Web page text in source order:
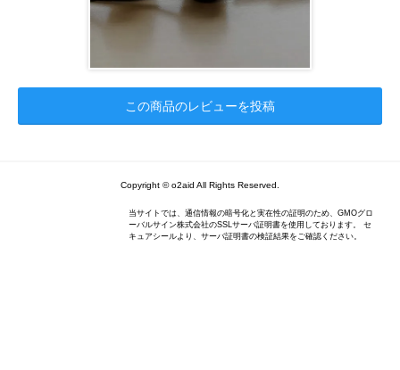
この商品のレビューを投稿
Copyright © o2aid All Rights Reserved.
当サイトでは、通信情報の暗号化と実在性の証明のため、GMOグロ
ーバルサイン株式会社のSSLサーバ証明書を使用しております。 セ
キュアシールより、サーバ証明書の検証結果をご確認ください。